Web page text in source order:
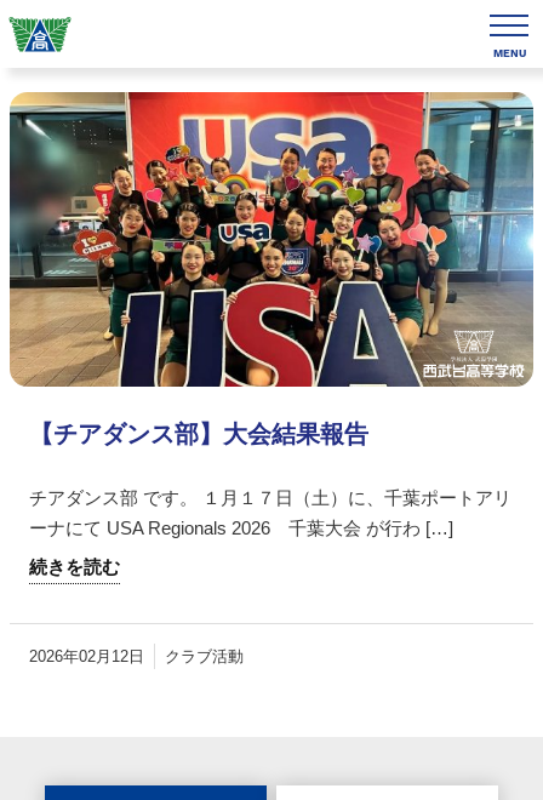
MENU
【チアダンス部】大会結果報告
チアダンス部 です。 １月１７日（土）に、千葉ポートアリ
ーナにて USA Regionals 2026 千葉大会 が行わ […]
続きを読む
2026年02月12日 クラブ活動